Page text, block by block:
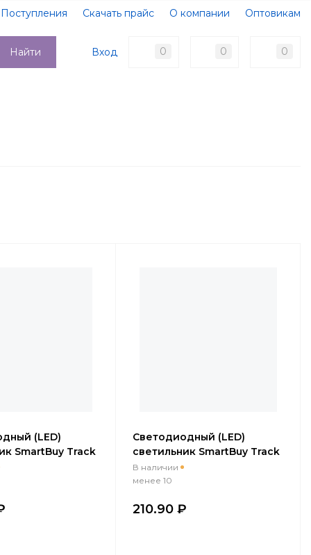
Поступления Скачать прайс О компании
Оптовикам
Доставка
Контакты
Вход 0 0 0
Найти
(LED)
SmartBuy Track
(SBL-
Cветодиодный (LED)
светильник SmartBuy Track
GU10 IP20 черный (SBL-
TKBK1-GU10)
В наличии
менее 10
210.90 ₽